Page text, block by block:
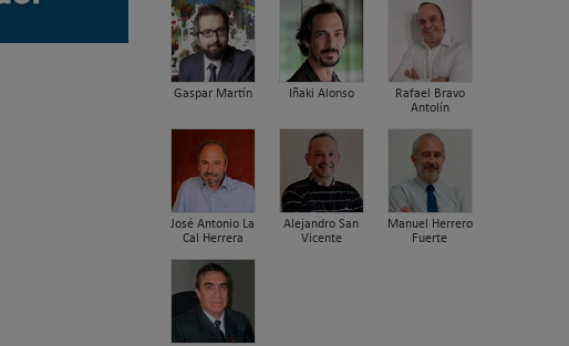
Gaspar Martín Iñaki Alonso
Rafael Bravo
Antolín
José Antonio La
Cal Herrera
Alejandro San
Vicente
Manuel Herrero
Fuerte